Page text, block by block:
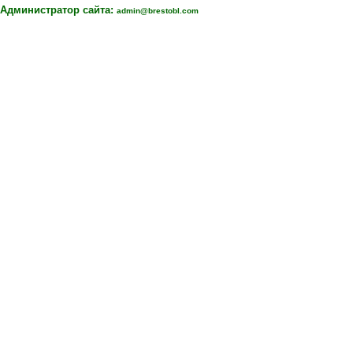
Администратор сайта: admin@brestobl.com